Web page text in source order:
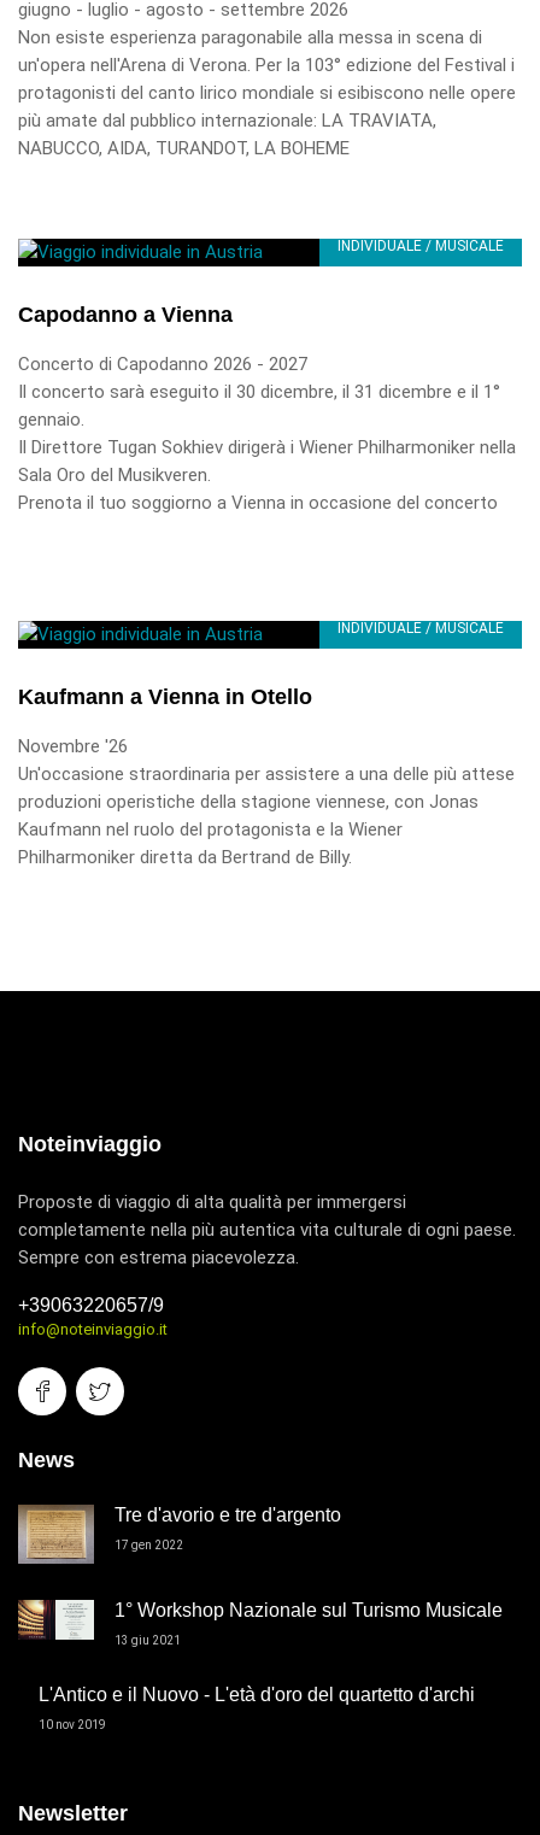
giugno - luglio - agosto - settembre 2026
Non esiste esperienza paragonabile alla messa in scena di
un'opera nell'Arena di Verona. Per la 103° edizione del Festival i
protagonisti del canto lirico mondiale si esibiscono nelle opere
più amate dal pubblico internazionale: LA TRAVIATA,
NABUCCO, AIDA, TURANDOT, LA BOHEME
INDIVIDUALE / MUSICALE
Capodanno a Vienna
Concerto di Capodanno 2026 - 2027
Il concerto sarà eseguito il 30 dicembre, il 31 dicembre e il 1°
gennaio.
Il Direttore Tugan Sokhiev dirigerà i Wiener Philharmoniker nella
Sala Oro del Musikveren.
Prenota il tuo soggiorno a Vienna in occasione del concerto
INDIVIDUALE / MUSICALE
Kaufmann a Vienna in Otello
Novembre '26
Un'occasione straordinaria per assistere a una delle più attese
produzioni operistiche della stagione viennese, con Jonas
Kaufmann nel ruolo del protagonista e la Wiener
Philharmoniker diretta da Bertrand de Billy.
Noteinviaggio
Proposte di viaggio di alta qualità per immergersi
completamente nella più autentica vita culturale di ogni paese.
Sempre con estrema piacevolezza.
+39063220657/9
info@noteinviaggio.it
News
Tre d'avorio e tre d'argento
17 gen 2022
1° Workshop Nazionale sul Turismo Musicale
13 giu 2021
L'Antico e il Nuovo - L'età d'oro del quartetto d'archi
10 nov 2019
Newsletter